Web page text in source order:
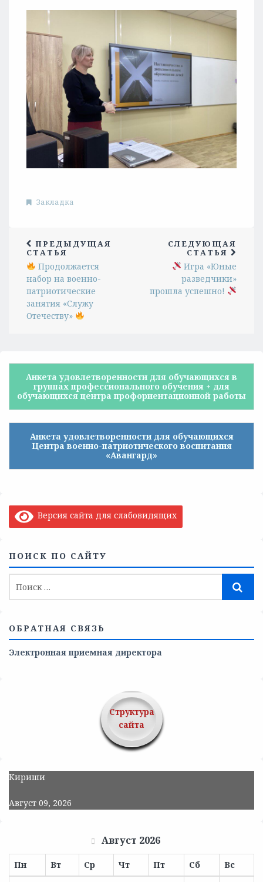
Закладка
ПРЕДЫДУЩАЯ
СТАТЬЯ
Продолжается
набор на военно-
патриотические
занятия «Служу
Отечеству»
СЛЕДУЮЩАЯ
СТАТЬЯ
Игра «Юные
разведчики»
прошла успешно!
Анкета удовлетворенности для обучающихся в
группах профессионального обучения + для
обучающихся центра профориентационной работы
Анкета удовлетворенности для обучающихся
Центра военно-патриотического воспитания
«Авангард»
Версия сайта для слабовидящих
ПОИСК ПО САЙТУ
ОБРАТНАЯ СВЯЗЬ
Электронная приемная директора
Структура
сайта
Кириши
Август 09, 2026
Август 2026
Пн Вт Ср Чт Пт Сб
Вс